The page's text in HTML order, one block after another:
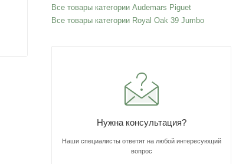
Все товары категории Audemars Piguet
Все товары категории Royal Oak 39 Jumbo
Нужна консультация?
Наши специалисты ответят на любой интересующий
вопрос